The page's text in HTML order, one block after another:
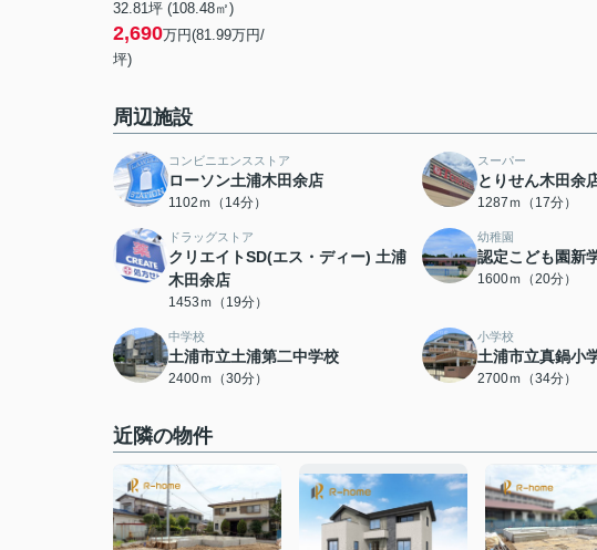
32.81坪 (108.48㎡)
2,690万円(81.99万円/
坪)
周辺施設
コンビニエンスストア
ローソン土浦木田余店
1102ｍ（14分）
スーパー
とりせん木田余
1287ｍ（17分）
ドラッグストア
クリエイトSD(エス・ディー) 土浦
木田余店
1453ｍ（19分）
幼稚園
認定こども園新
1600ｍ（20分）
中学校
土浦市立土浦第二中学校
2400ｍ（30分）
小学校
土浦市立真鍋小
2700ｍ（34分）
近隣の物件